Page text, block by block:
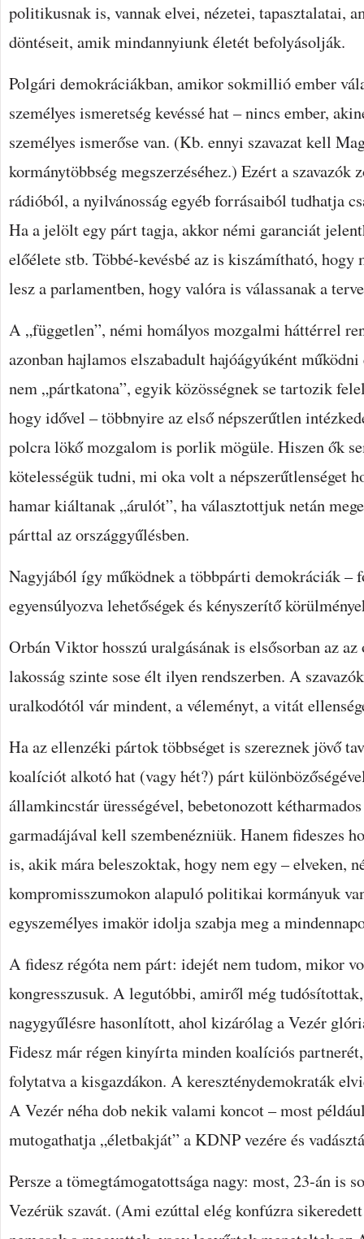
politikusnak is, vannak elvei, nézetei, tapasztalatai,
döntéseit, amik mindannyiunk életét befolyásolják.
Polgári demokráciákban, amikor sokmillió ember
személyes ismeretség kevéssé hat – nincs ember,
személyes ismerőse van. (Kb. ennyi szavazat kell
kormánytöbbség megszerzéséhez.) Ezért a szavazók
rádióból, a nyilvánosság egyéb forrásaiból tudhatja
Ha a jelölt egy párt tagja, akkor némi garanciát
előélete stb. Többé-kevésbé az is kiszámítható, hogy
lesz a parlamentben, hogy valóra is válassanak a
A „független”, némi homályos mozgalmi háttérrel
azonban hajlamos elszabadult hajóágyúként
nem „pártkatona”, egyik közösségnek se tartozik
hogy idővel – többnyire az első népszerűtlen
polcra lökő mozgalom is porlik mögüle. Hiszen ők
kötelességük tudni, mi oka volt a népszerűtlenséget
hamar kiáltanak „árulót”, ha választottjuk netán
párttal az országgyűlésben.
Nagyjából így működnek a többpárti demokráciák –
egyensúlyozva lehetőségek és kényszerítő
Orbán Viktor hosszú uralgásának is elsősorban az az
lakosság szinte sose élt ilyen rendszerben. A
uralkodótól vár mindent, a véleményt, a vitát
Ha az ellenzéki pártok többséget is szereznek jövő
koalíciót alkotó hat (vagy hét?) párt
államkincstár ürességével, bebetonozott
garmadájával kell szembenézniük. Hanem fideszes
is, akik mára beleszoktak, hogy nem egy – elveken,
kompromisszumokon alapuló politikai kormányuk
egyszemélyes imakör idolja szabja meg a
A fidesz régóta nem párt: idejét nem tudom, mikor
kongresszusuk. A legutóbbi, amiről még
nagygyűlésre hasonlított, ahol kizárólag a Vezér
Fidesz már régen kinyírta minden koalíciós
folytatva a kisgazdákon. A kereszténydemokraták
A Vezér néha dob nekik valami koncot – most
mutogathatja „életbakját” a KDNP vezére és
Persze a tömegtámogatottsága nagy: most, 23-án is
Vezérük szavát. (Ami ezúttal elég konfúzra